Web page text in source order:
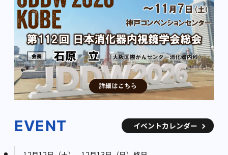
EVENT イベントカレンダー